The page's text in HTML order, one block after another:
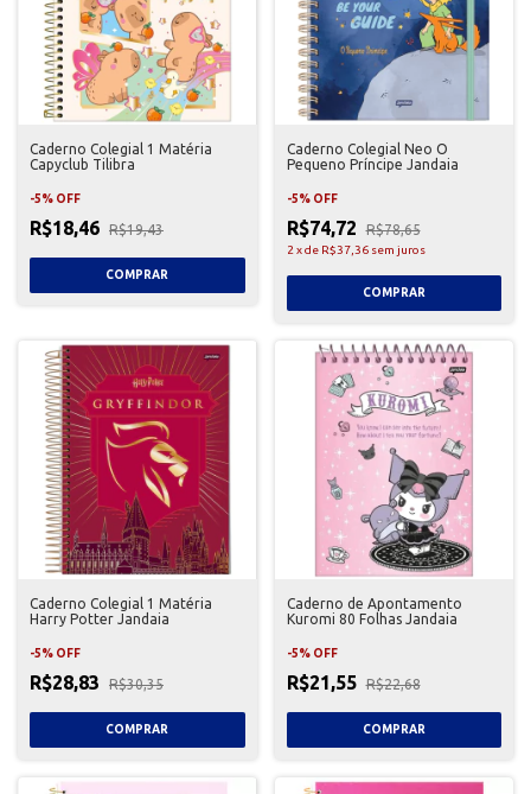
Caderno Colegial 1 Matéria
Capyclub Tilibra
-5% OFF
R$18,46 R$19,43
Caderno Colegial Neo O
Pequeno Príncipe Jandaia
-5% OFF
R$74,72 R$78,65
2 xde R$37,36 sem juros
Caderno Colegial 1 Matéria
Harry Potter Jandaia
-5% OFF
R$28,83 R$30,35
Caderno de Apontamento
Kuromi 80 Folhas Jandaia
-5% OFF
R$21,55 R$22,68